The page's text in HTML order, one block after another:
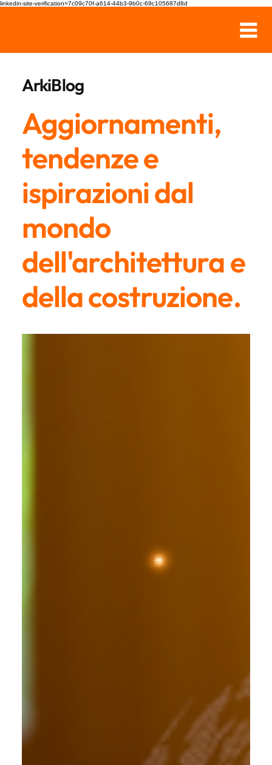
linkedin-site-verification=7c09c70f-a614-44b3-9b0c-69c105687d8d
ArkiBlog
Aggiornamenti,
tendenze e
ispirazioni dal
mondo
dell'architettura e
della costruzione.